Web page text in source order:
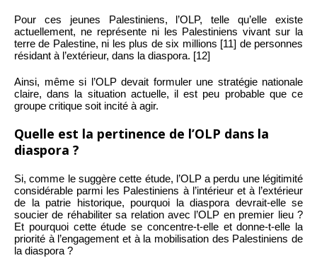
Pour ces jeunes Palestiniens, l’OLP, telle qu’elle existe
actuellement, ne représente ni les Palestiniens vivant sur la
terre de Palestine, ni les plus de six millions [11] de personnes
résidant à l’extérieur, dans la diaspora. [12]
Ainsi, même si l’OLP devait formuler une stratégie nationale
claire, dans la situation actuelle, il est peu probable que ce
groupe critique soit incité à agir.
Quelle est la pertinence de l’OLP dans la
diaspora ?
Si, comme le suggère cette étude, l’OLP a perdu une légitimité
considérable parmi les Palestiniens à l’intérieur et à l’extérieur
de la patrie historique, pourquoi la diaspora devrait-elle se
soucier de réhabiliter sa relation avec l’OLP en premier lieu ?
Et pourquoi cette étude se concentre-t-elle et donne-t-elle la
priorité à l’engagement et à la mobilisation des Palestiniens de
la diaspora ?